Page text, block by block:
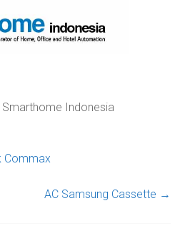
Smarthome Indonesia
Commax
AC Samsung Cassette →